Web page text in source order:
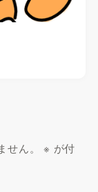
ん。 ※ が付